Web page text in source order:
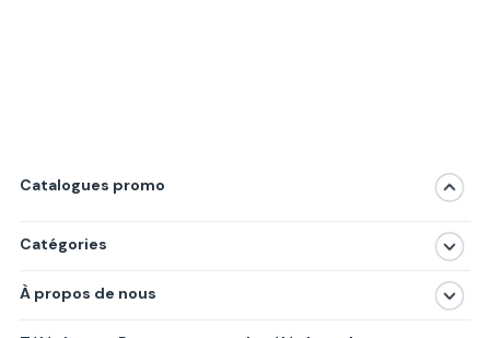
Catalogues promo
Catégories
Produits
À propos de nous